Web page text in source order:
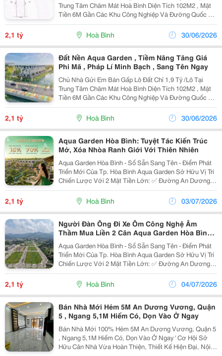
Trung Tâm Chăm Mát Hoà Bình Diện Tích 102M2 , Mặt
Tiền 6M Gần Các Khu Công Nghiệp Và Đường Quốc Lộ
216 , Gần Khu Du Lịch Và Các Trường Cđ Sư Phạm Sẵn
Sổ , Hỗ Trợ Vay Bank Rất Thích Hợp Để Đầu...
2,1 tỷ Hoà Bình 30/06/2026
Đất Nền Aqua Garden , Tiềm Năng Tăng Giá
Phi Mã , Pháp Lí Minh Bạch , Sang Tên Ngay
Chủ Nhà Gửi Em Bán Gấp Lô Đất Chỉ 1,9 Tỷ /Lô Tại
Trung Tâm Chăm Mát Hoà Bình Diện Tích 102M2 , Mặt
Tiền 6M Gần Các Khu Công Nghiệp Và Đường Quốc Lộ
216 , Gần Khu Du Lịch Và Các Trường Cđ Sư Phạm Sẵn
Sổ , Hỗ Trợ Vay Bank Rất Thích Hợp Để Đầu...
2,1 tỷ Hoà Bình 30/06/2026
Aqua Garden Hòa Bình: Tuyệt Tác Kiến Trúc
Mở, Xóa Nhòa Ranh Giới Với Thiên Nhiên
Aqua Garden Hòa Bình - Sổ Sẵn Sang Tên - Điểm Phát
Triển Mới Của Tp. Hòa Bình Aqua Garden Sở Hữu Vị Trí
Chiến Lược Với 2 Mặt Tiền Lớn: ✅ Đường An Dương
Vương ✅ Quốc Lộ 6 Từ Dự Án Dễ Dàng Kết Nối Hà Nội,
Cao Tốc Hòa Lạc &Ndash; Hòa Bình Và...
2,1 tỷ Hoà Bình 03/07/2026
Người Đàn Ông Đi Xe Ôm Công Nghệ Âm
Thầm Mua Liền 2 Căn Aqua Garden Hòa Bình
Là Ai?
Aqua Garden Hòa Bình - Sổ Sẵn Sang Tên - Điểm Phát
Triển Mới Của Tp. Hòa Bình Aqua Garden Sở Hữu Vị Trí
Chiến Lược Với 2 Mặt Tiền Lớn: ✅ Đường An Dương
Vương ✅ Quốc Lộ 6 Từ Dự Án Dễ Dàng Kết Nối Hà Nội,
Cao Tốc Hòa Lạc &Ndash; Hòa Bình Và...
2,1 tỷ Hoà Bình 04/07/2026
Bán Nhà Mới Hẻm 5M An Dương Vương, Quận
5 , Ngang 5,1M Hiếm Có, Dọn Vào Ở Ngay
Bán Nhà Mới 100% Hẻm 5M An Dương Vương, Quận 5
, Ngang 5,1M Hiếm Có, Dọn Vào Ở Ngay ' Cơ Hội Sở
Hữu Căn Nhà Vừa Hoàn Thiện, Thiết Kế Hiện Đại, Nội